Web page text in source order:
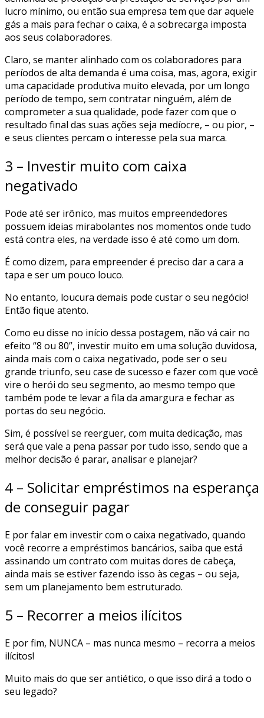
lucro mínimo, ou então sua empresa tem que dar aquele
gás a mais para fechar o caixa, é a sobrecarga imposta
aos seus colaboradores.
Claro, se manter alinhado com os colaboradores para
períodos de alta demanda é uma coisa, mas, agora, exigir
uma capacidade produtiva muito elevada, por um longo
período de tempo, sem contratar ninguém, além de
comprometer a sua qualidade, pode fazer com que o
resultado final das suas ações seja medíocre, – ou pior, –
e seus clientes percam o interesse pela sua marca.
3 – Investir muito com caixa
negativado
Pode até ser irônico, mas muitos empreendedores
possuem ideias mirabolantes nos momentos onde tudo
está contra eles, na verdade isso é até como um dom.
É como dizem, para empreender é preciso dar a cara a
tapa e ser um pouco louco.
No entanto, loucura demais pode custar o seu negócio!
Então fique atento.
Como eu disse no início dessa postagem, não vá cair no
efeito “8 ou 80”, investir muito em uma solução duvidosa,
ainda mais com o caixa negativado, pode ser o seu
grande triunfo, seu case de sucesso e fazer com que você
vire o herói do seu segmento, ao mesmo tempo que
também pode te levar a fila da amargura e fechar as
portas do seu negócio.
Sim, é possível se reerguer, com muita dedicação, mas
será que vale a pena passar por tudo isso, sendo que a
melhor decisão é parar, analisar e planejar?
4 – Solicitar empréstimos na esperança
de conseguir pagar
E por falar em investir com o caixa negativado, quando
você recorre a empréstimos bancários, saiba que está
assinando um contrato com muitas dores de cabeça,
ainda mais se estiver fazendo isso às cegas – ou seja,
sem um planejamento bem estruturado.
5 – Recorrer a meios ilícitos
E por fim, NUNCA – mas nunca mesmo – recorra a meios
ilícitos!
Muito mais do que ser antiético, o que isso dirá a todo o
seu legado?